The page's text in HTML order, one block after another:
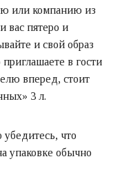
или компанию из
вас пятеро и
и свой образ
в гости
вперед, стоит
3 л.
что
упаковке обычно